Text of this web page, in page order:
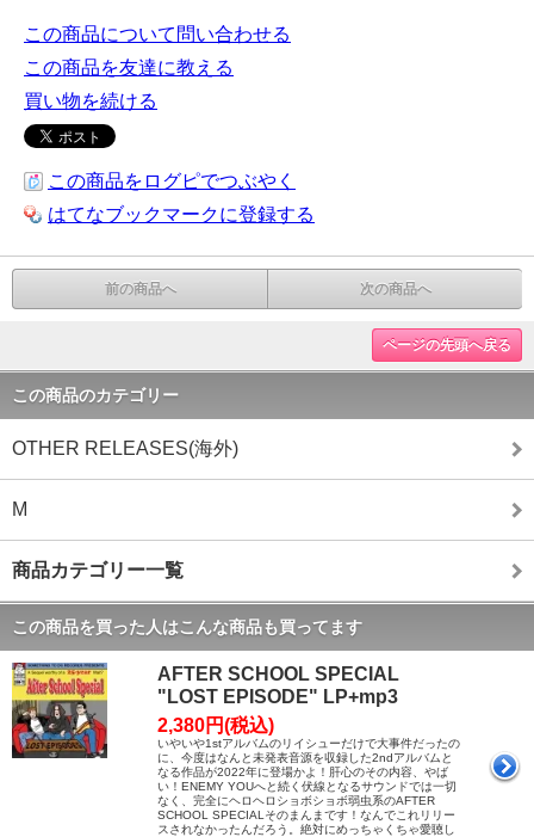
この商品について問い合わせる
この商品を友達に教える
買い物を続ける
この商品をログピでつぶやく
はてなブックマークに登録する
前の商品へ 次の商品へ
ページの先頭へ戻る
この商品のカテゴリー
OTHER RELEASES(海外)
M
商品カテゴリー一覧
この商品を買った人はこんな商品も買ってます
AFTER SCHOOL SPECIAL
"LOST EPISODE" LP+mp3
2,380円(税込)
いやいや1stアルバムのリイシューだけで大事件だったの
に、今度はなんと未発表音源を収録した2ndアルバムと
なる作品が2022年に登場かよ！肝心のその内容、やば
い！ENEMY YOUへと続く伏線となるサウンドでは一切
なく、完全にヘロヘロショボショボ弱虫系のAFTER
SCHOOL SPECIALそのまんまです！なんでこれリリー
スされなかったんだろう。絶対にめっちゃくちゃ愛聴し